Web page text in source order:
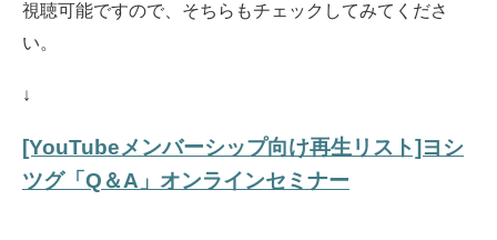
視聴可能ですので、そちらもチェックしてみてくださ
い。
↓
[YouTubeメンバーシップ向け再生リスト]ヨシ
ツグ「Q＆A」オンラインセミナー